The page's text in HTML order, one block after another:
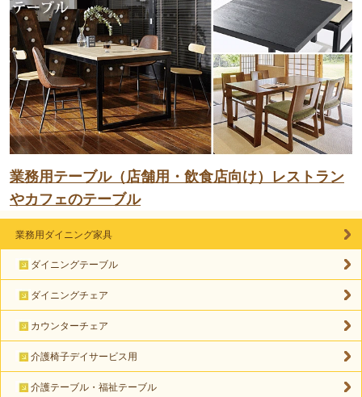
業務用テーブル（店舗用・飲食店向け）レストラン
やカフェのテーブル
業務用ダイニング家具
ダイニングテーブル
ダイニングチェア
カウンターチェア
介護椅子デイサービス用
介護テーブル・福祉テーブル